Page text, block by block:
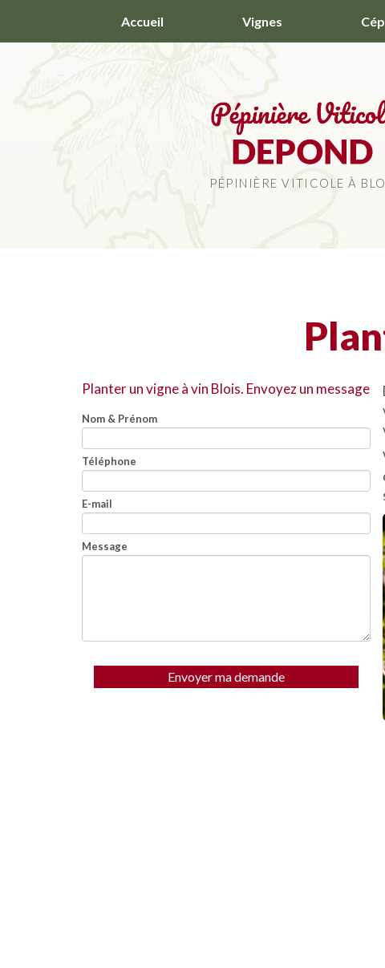
contenu
Accueil Vignes
PÉPINIÈRE VITICOLE À
Planter un vigne à vin Blois. Envoyez un message
Nom & Prénom
Téléphone
E-mail
Message
Envoyer ma demande